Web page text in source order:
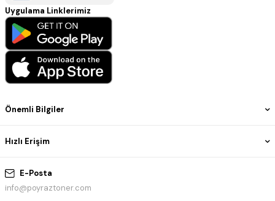
E-Posta
info@poyraztoner.com
Önemli Bilgiler
Hızlı Erişim
Uygulama Linklerimiz